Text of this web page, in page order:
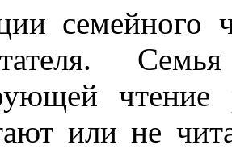
семейного
чтение
или не